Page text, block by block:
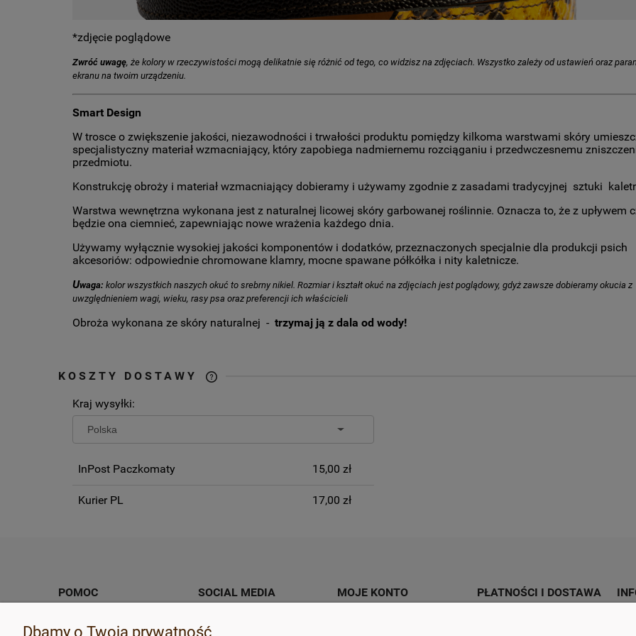
*zdjęcie poglądowe
Zwróć uwagę, że kolory w rzeczywistości mogą delikatnie się różnić od tego, co widzisz na zdjęciach. Wszystko zależy od ustawień oraz
ekranu na twoim urządzeniu.
Smart Design
W trosce o zwiększenie jakości, niezawodności i trwałości produktu pomiędzy kilkoma warstwami skóry
specjalistyczny materiał wzmacniający, który zapobiega nadmiernemu rozciąganiu i przedwczesnemu
przedmiotu.
Konstrukcję obroży i materiał wzmacniający dobieramy i używamy zgodnie z zasadami tradycyjnej sztuki
Warstwa wewnętrzna wykonana jest z naturalnej licowej skóry garbowanej roślinnie. Oznacza to, że z upływem
będzie ona ciemnieć, zapewniając nowe wrażenia każdego dnia.
Używamy wyłącznie wysokiej jakości komponentów i dodatków, przeznaczonych specjalnie dla produkcji psich
akcesoriów: odpowiednie chromowane klamry, mocne spawane półkółka i nity kaletnicze.
Uwaga: kolor wszystkich naszych okuć to srebrny nikiel. Rozmiar i kształt okuć na zdjęciach jest poglądowy, gdyż zawsze dobieramy okucia z
uwzględnieniem wagi, wieku, rasy psa oraz preferencji ich właścicieli
Obroża wykonana ze skóry naturalnej - trzymaj ją z dala od wody!
KOSZTY DOSTAWY
Kraj wysyłki:
InPost Paczkomaty 15,00 zł
Kurier PL 17,00 zł
POMOC SOCIAL MEDIA MOJE KONTO PŁATNOŚCI I DOSTAWA
Dbamy o Twoją prywatność